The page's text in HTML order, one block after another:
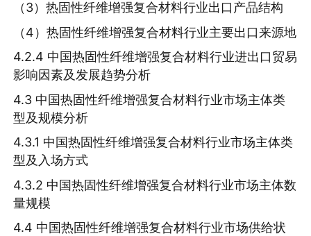
（3）热固性纤维增强复合材料行业出口产品结构
（4）热固性纤维增强复合材料行业主要出口来源地
4.2.4 中国热固性纤维增强复合材料行业进出口贸易
影响因素及发展趋势分析
4.3 中国热固性纤维增强复合材料行业市场主体类
型及规模分析
4.3.1 中国热固性纤维增强复合材料行业市场主体类
型及入场方式
4.3.2 中国热固性纤维增强复合材料行业市场主体数
量规模
4.4 中国热固性纤维增强复合材料行业市场供给状